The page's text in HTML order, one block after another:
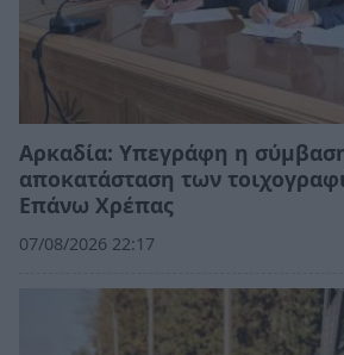
Αρκαδία: Υπεγράφη η
αποκατάσταση των
Επάνω Χρέπας
07/08/2026 22:17